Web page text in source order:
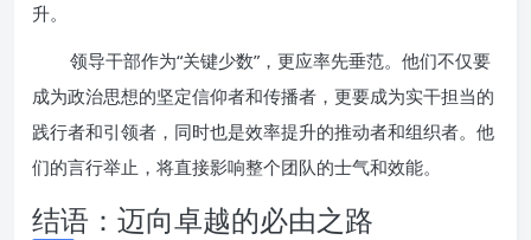
升。
领导干部作为“关键少数”，更应率先垂范。他们不仅要
成为政治思想的坚定信仰者和传播者，更要成为实干担当的
践行者和引领者，同时也是效率提升的推动者和组织者。他
们的言行举止，将直接影响整个团队的士气和效能。
结语：迈向卓越的必由之路